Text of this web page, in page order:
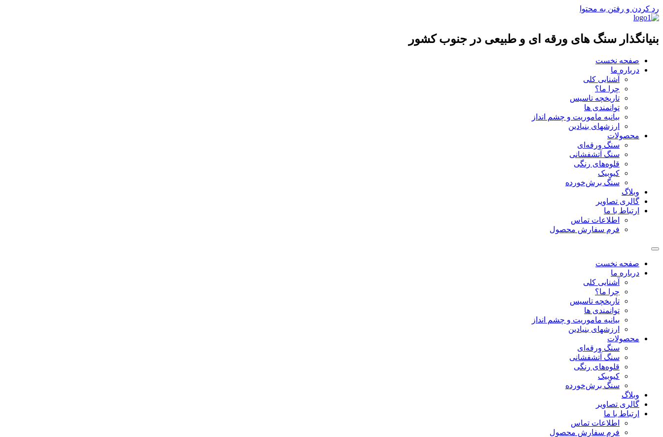
رد کردن و رفتن به محتوا
بنیانگذار سنگ های ورقه ای و طبیعی در جنوب کشور
صفحه نخست
درباره ما
آشنایی کلی
چرا ما؟
تاریخچه تاسیس
توانمندی ها
بیانیه ماموریت و چشم انداز
ارزشهای بنیادین
محصولات
سنگ‌ ورقه‌ای
سنگ آتشفشانی
قلوه‌های رنگی
کیوبیک
سنگ برش‌خورده
وبلاگ
گالری تصاویر
ارتباط با ما
اطلاعات تماس
فرم سفارش محصول
صفحه نخست
درباره ما
آشنایی کلی
چرا ما؟
تاریخچه تاسیس
توانمندی ها
بیانیه ماموریت و چشم انداز
ارزشهای بنیادین
محصولات
سنگ‌ ورقه‌ای
سنگ آتشفشانی
قلوه‌های رنگی
کیوبیک
سنگ برش‌خورده
وبلاگ
گالری تصاویر
ارتباط با ما
اطلاعات تماس
فرم سفارش محصول